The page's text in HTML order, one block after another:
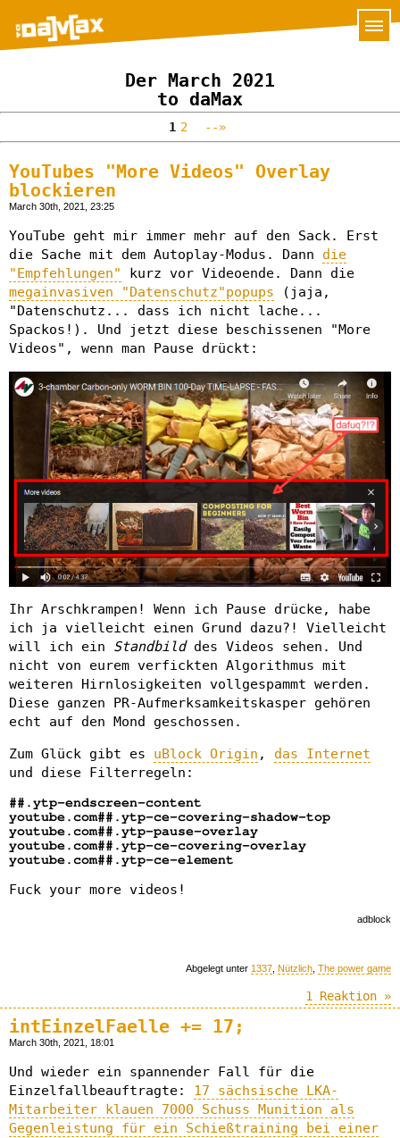
Der March 2021
to daMax
1 2 --»
YouTubes "More Videos" Overlay
blockieren
March 30th, 2021, 23:25
YouTube geht mir immer mehr auf den Sack. Erst
die Sache mit dem Autoplay-Modus. Dann die
"Empfehlungen"
kurz vor Videoende. Dann die
megainvasiven "Datenschutz"popups (jaja,
"Datenschutz... dass ich nicht lache...
Spackos!). Und jetzt diese beschissenen "More
Videos", wenn man Pause drückt:
Ihr Arschkrampen! Wenn ich Pause drücke, habe
ich ja vielleicht einen Grund dazu?! Vielleicht
will ich ein Standbild des Videos sehen. Und
nicht von eurem verfickten Algorithmus mit
weiteren Hirnlosigkeiten vollgespammt werden.
Diese ganzen PR-Aufmerksamkeitskasper gehören
echt auf den Mond geschossen.
Zum Glück gibt es uBlock Origin , das Internet
und diese Filterregeln:
##.ytp-endscreen-content
youtube.com##.ytp-ce-covering-shadow-top
youtube.com##.ytp-pause-overlay
youtube.com##.ytp-ce-covering-overlay
youtube.com##.ytp-ce-element
Fuck your more videos!
adblock
Abgelegt unter 1337 Nützlich The power game
1 Reaktion »
intEinzelFaelle += 17;
March 30th, 2021, 18:01
Und wieder ein spannender Fall für die
Einzelfallbeauftragte: 17 sächsische LKA-
Mitarbeiter klauen 7000 Schuss Munition als
Gegenleistung für ein Schießtraining bei einer